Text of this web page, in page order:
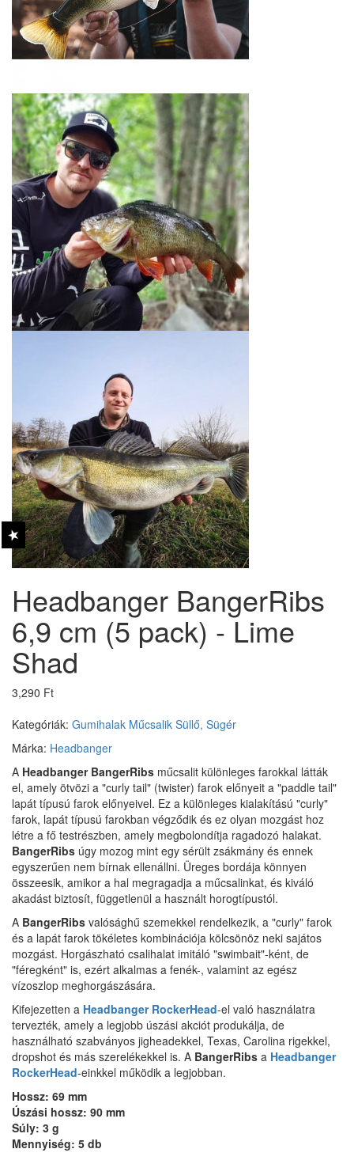
Headbanger BangerRibs
6,9 cm (5 pack) - Lime
Shad
3,290 Ft
Kategóriák: Gumihalak Műcsalik Süllő, Sügér
Márka: Headbanger
A Headbanger BangerRibs műcsalit különleges farokkal látták
el, amely ötvözi a "curly tail" (twister) farok előnyeit a "paddle tail"
lapát típusú farok előnyeivel. Ez a különleges kialakítású "curly"
farok, lapát típusú farokban végződik és ez olyan mozgást hoz
létre a fő testrészben, amely megbolondítja ragadozó halakat.
BangerRibs úgy mozog mint egy sérült zsákmány és ennek
egyszerűen nem bírnak ellenállni. Üreges bordája könnyen
összeesik, amikor a hal megragadja a műcsalinkat, és kiváló
akadást biztosít, függetlenül a használt horogtípustól.
A BangerRibs valósághű szemekkel rendelkezik, a "curly" farok
és a lapát farok tökéletes kombinációja kölcsönöz neki sajátos
mozgást. Horgászható csalihalat imitáló "swimbait"-ként, de
"féregként" is, ezért alkalmas a fenék-, valamint az egész
vízoszlop meghorgászására.
Kifejezetten a Headbanger RockerHead-el való használatra
tervezték, amely a legjobb úszási akciót produkálja, de
használható szabványos jigheadekkel, Texas, Carolina rigekkel,
dropshot és más szerelékekkel is. A BangerRibs a Headbanger
RockerHead-einkkel működik a legjobban.
Hossz: 69 mm
Úszási hossz: 90 mm
Súly: 3 g
Mennyiség: 5 db